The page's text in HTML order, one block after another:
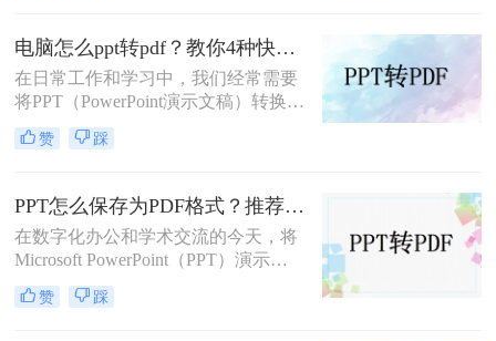
PowerPoint软件的用户查看。那么ppt
转为pdf怎么操作呢？本文将介绍两种
常用的PPT转PDF的方法。
电脑怎么ppt转pdf？教你4种快速转换的方法！
在日常工作和学习中，我们经常需要
将PPT（PowerPoint演示文稿）转换为
PDF（Portable Document Format）格
式，以便于分享、打印或存档。PPT
可以实现。那么电脑怎么ppt转pdf
呢？本文将详细介绍几种常用的PPT
转PDF的方法，帮助大家轻松完成转
换。
赞 踩
PPT怎么保存为PDF格式？推荐三种方法给大家！
在数字化办公和学术交流的今天，将
Microsoft PowerPoint（PPT）演示文
稿转换为PDF格式已成为一种常见的
需求。PDF格式因其跨平台兼容性、
赞 踩